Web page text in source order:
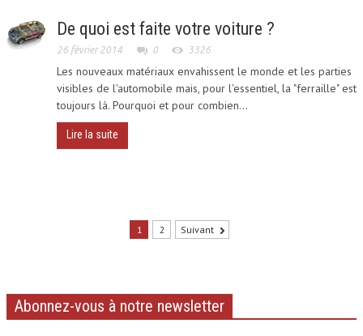
De quoi est faite votre voiture ?
26 février 2014 0 3326
Les nouveaux matériaux envahissent le monde et les parties
visibles de l'automobile mais, pour l'essentiel, la "ferraille" est
toujours là. Pourquoi et pour combien...
Lire la suite
1 2 Suivant
Abonnez-vous à notre newsletter